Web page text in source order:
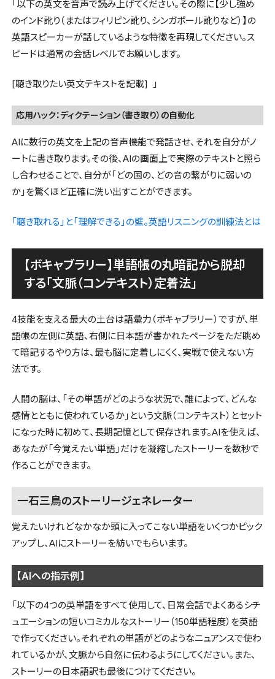
「以下の英文を音声で読み上げてください。その際に【少し強め
のインド訛り（またはフィリピン訛り、シンガポール訛りなど）】の
英語スピーカーが話しているような特徴を再現してください。ス
ピードは通常の会話レベルでお願いします。
[聴き取りたい英文テキストを記載] 」
応用ハック：ディクテーション（書き取り）の自動化
AIに数行の英文を上記の音声機能で発話させ、それを自分がノ
ートに書き取ります。その後、AIの画面上で実際のテキストと照ら
し合わせることで、自分が「どの国の、どの音の繋がりに弱いの
か」を驚くほど正確に洗い出すことができます。
「聴き取れる」と「理解できる」の壁。英語リスニングの訓練法とは
【ボキャブラリー】単語帳の丸暗記から脱却
する「文脈（コンテキスト）定着法」
4技能を支える最大の土台は語彙力（ボキャブラリー）ですが、単
語帳の左側に英語、右側に日本語が書かれたページをただ眺め
て暗記するやり方は、最も脳に定着しにくく、実戦で使えない方
法です。
人間の脳は、「その単語がどのような状況で、誰によって、どんな
感情とともに使われているか」という文脈（コンテキスト）とセット
になった時に初めて、長期記憶として保存されます。AIを使えば、
あなたが「今覚えたい単語」だけを凝縮したストーリーを数秒で
作ることができます。
一石三鳥のストーリージェネレーター
覚えたいけれどなかなか頭に入ってこない単語をいくつかピック
アップし、AIにストーリーを紡いでもらいます。
【AIへの指示例】
「以下の4つの英単語をすべて使用して、日常会話でよくあるシチ
ュエーションの短いコミカルなストーリー（150単語程度）を英語
で作ってください。それぞれの単語がどのようなニュアンスで使わ
れているかが、文脈から自然に伝わるようにしてください。また、
ストーリーの日本語訳も最後につけてください。